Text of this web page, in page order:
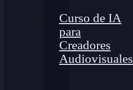
Curso de IA
para
Creadores
Audiovisuales